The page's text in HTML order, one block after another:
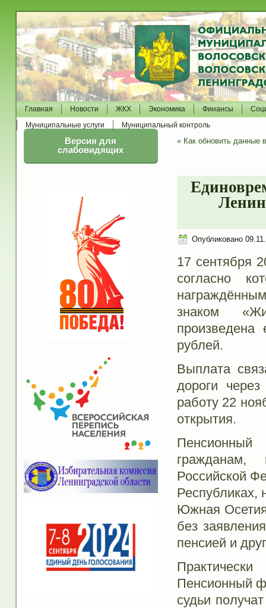
Главная Новости ЖКХ Экономика Финансы
Муниципальные услуги
Муниципальный контроль
Версия для
слабовидящих
« Как обновить данные
Опубликовано
17 сентября
согласно
знаком
рублей.
Выплата
дороги
работу 22
открытия.
Пенсионный
гражданам,
Российской
Республиках,
Южная
без
пенсией и
Пенсионный
судьи